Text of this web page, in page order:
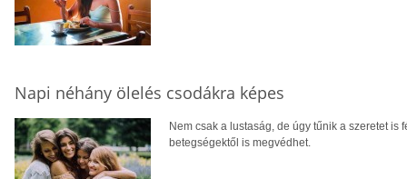
Napi néhány ölelés csodákra képes
Nem csak a lustaság, de úgy tűnik a szeretet
betegségektől is megvédhet.